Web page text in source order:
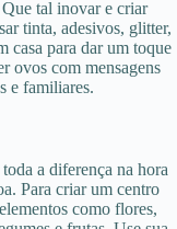
tal inovar e criar
tinta, adesivos, glitter,
casa para dar um toque
ovos com mensagens
e familiares.
a diferença na hora
Para criar um centro
como flores,